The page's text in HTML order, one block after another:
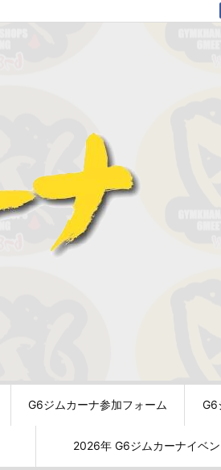
G6ジムカーナ参加フォーム G6
2026年 G6ジムカーナイベ